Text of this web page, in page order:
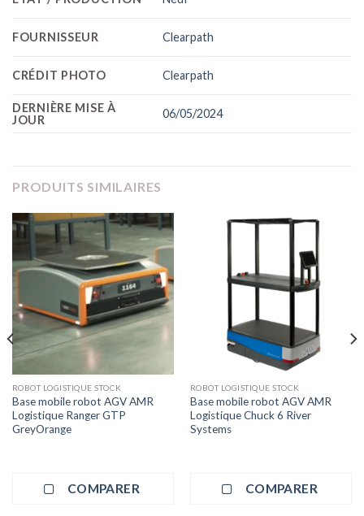
FOURNISSEUR Clearpath
CRÉDIT PHOTO Clearpath
DERNIÈRE MISE À
JOUR
06/05/2024
PRODUITS SIMILAIRES
ROBOT LOGISTIQUE STOCK
Base mobile robot AGV AMR
Logistique Ranger GTP
GreyOrange
COMPARER
ROBOT LOGISTIQUE STOCK
Base mobile robot AGV AMR
Logistique Chuck 6 River
Systems
COMPARER